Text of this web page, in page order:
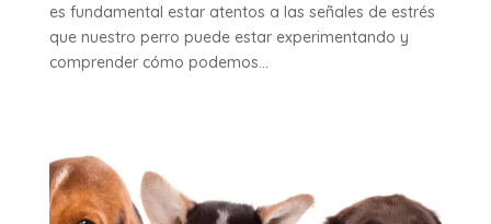
es fundamental estar atentos a las señales de estrés
que nuestro perro puede estar experimentando y
comprender cómo podemos...